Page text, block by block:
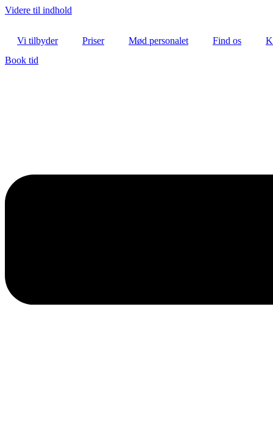
Videre til indhold
Vi tilbyder Priser Mød personalet Find os
Book tid